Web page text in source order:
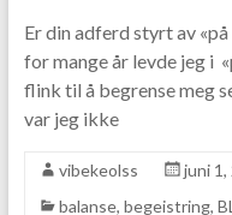
Er din adferd styrt av
for mange år levde jeg i
flink til å begrense meg
var jeg ikke
vibekeolss
juni 1,
balanse, begeistring,